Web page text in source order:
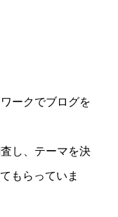
ークでブログを
し、テーマを決
もらっていま